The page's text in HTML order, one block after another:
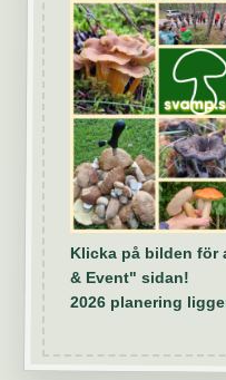
Klicka på bilden för
& Event" sidan!
2026 planering